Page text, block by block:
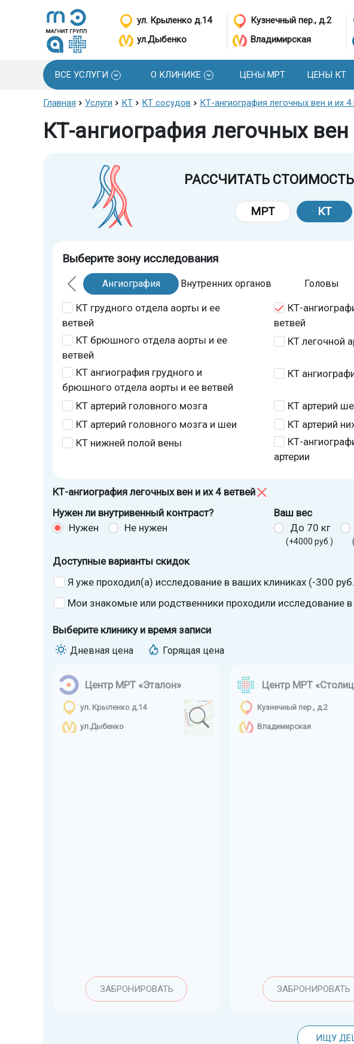
ул. Крыленко д.14
ул.Дыбенко
Кузнечный пер., д.2
Владимирская
ВСЕ УСЛУГИ О КЛИНИКЕ ЦЕНЫ МРТ ЦЕНЫ КТ
Главная Услуги КТ КТ сосудов КТ-ангиография легочных вен и их 4
КТ-ангиография легочных
РАССЧИТАТЬ
МРТ КТ
Выберите зону исследования
Ангиография Внутренних органов Головы
КТ грудного отдела аорты и ее
ветвей
КТ-
ветвей
КТ брюшного отдела аорты и ее
ветвей
КТ легочной
КТ ангиография грудного и
брюшного отдела аорты и ее ветвей
КТ
КТ артерий головного мозга
КТ артерий
КТ артерий головного мозга и шеи
КТ артерий
КТ нижней полой вены
КТ-
артерии
КТ-ангиография легочных вен и их 4 ветвей
Нужен ли внутривенный контраст?
Нужен
Не нужен
Ваш вес
До 70 кг
(+4000 руб.)
Доступные варианты скидок
Я уже проходил(а) исследование в ваших клиниках (-300
Мои знакомые или родственники проходили исследование
Выберите клинику и время записи
Дневная цена Горящая цена
Центр МРТ «Эталон»
ул. Крыленко д.14
ул.Дыбенко
ЗАБРОНИРОВАТЬ
Центр МРТ
Кузнечный пер., д.2
Владимирская
ЗАБРОНИРОВАТЬ
ИЩУ